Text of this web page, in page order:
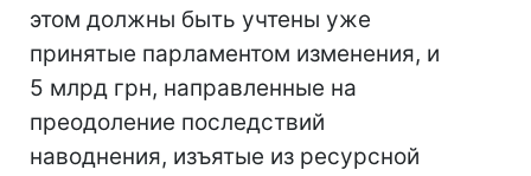
этом должны быть учтены уже
принятые парламентом изменения, и
5 млрд грн, направленные на
преодоление последствий
наводнения, изъятые из ресурсной